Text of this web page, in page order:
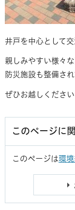
井戸を中心として
親しみやすい様々
防災施設も整備され
ぜひお越しください
このページに
このページは環